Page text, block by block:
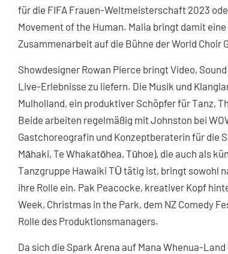
für die FIFA Frauen-Weltmeisterschaft 2023
Movement of the Human. Malia bringt damit
Zusammenarbeit auf die Bühne der World Choir
Showdesigner Rowan Pierce bringt Video,
Live-Erlebnisse zu liefern. Die Musik und
Mulholland, ein produktiver Schöpfer für Tanz,
Beide arbeiten regelmäßig mit Johnston bei
Gastchoreografin und Konzeptberaterin für die
Māhaki, Te Whakatōhea, Tūhoe), die auch als
Tanzgruppe Hawaiki TŪ tätig ist, bringt sowohl
ihre Rolle ein. Pak Peacocke, kreativer Kopf
Week, Christmas in the Park, dem NZ Comedy
Rolle des Produktionsmanagers.
Da sich die Spark Arena auf Mana Whenua-